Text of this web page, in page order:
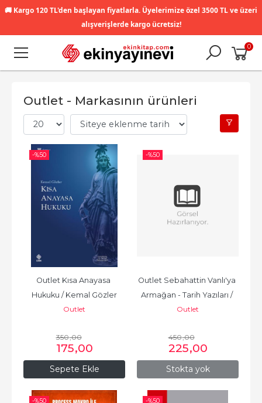
🚚 Kargo 120 TL'den başlayan fiyatlarla. Üyelerimize özel 3500 TL ve üzeri
alışverişlerde kargo ücretsiz!
0
Outlet - Markasının ürünleri
-%50
Sepete Ekle
Outlet Kısa Anayasa
Hukuku / Kemal Gözler
Outlet
350,00
175,00
-%50
Stokta yok
Outlet Sebahattin Vanlı'ya
Armağan - Tarih Yazıları /
Uğur Bozkurt
Outlet
450,00
225,00
-%50 -%50